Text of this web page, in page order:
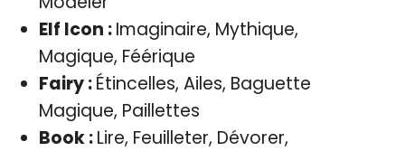
Elf Icon :Imaginaire, Mythique,
Magique, Féérique
Fairy :Étincelles, Ailes, Baguette
Magique, Paillettes
Book :Lire, Feuilleter, Dévorer,